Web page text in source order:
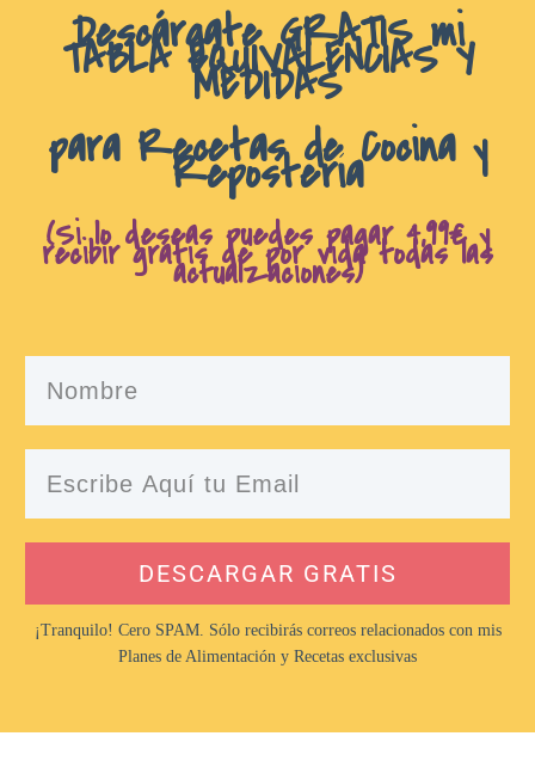
Descárgate GRATIS mi
TABLA EQUIVALENCIAS Y
MEDIDAS
para Recetas de Cocina y
Repostería
(Si lo deseas puedes pagar 4,99€ y
recibir gratis de por vida todas las
actualzaciones)
DESCARGAR GRATIS
¡Tranquilo! Cero SPAM. Sólo recibirás correos relacionados con mis
Planes de Alimentación y Recetas exclusivas